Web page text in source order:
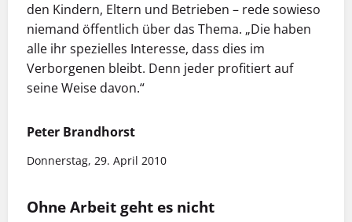
den Kindern, Eltern und Betrieben – rede sowieso
niemand öffentlich über das Thema. „Die haben
alle ihr spezielles Interesse, dass dies im
Verborgenen bleibt. Denn jeder profitiert auf
seine Weise davon.“
Peter Brandhorst
Donnerstag, 29. April 2010
Ohne Arbeit geht es nicht